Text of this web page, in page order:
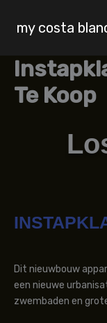
content
my costa
Te Koop
Dit nieuwbouw
een nieuwe
zwembaden en